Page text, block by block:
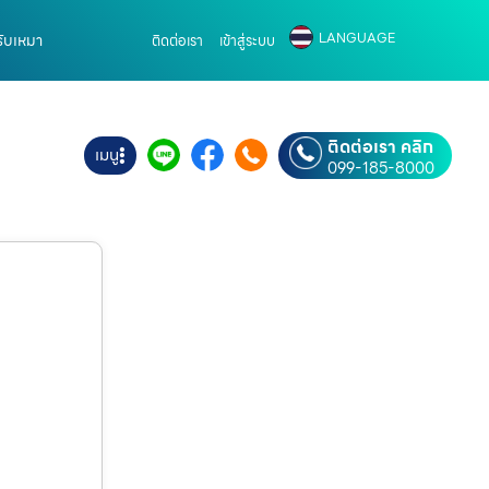
เหมา ติดต่อเรา เข้าสู่ระบบ LANGUAGE
เมนู ติดต่อเรา คลิก
099-185-8000